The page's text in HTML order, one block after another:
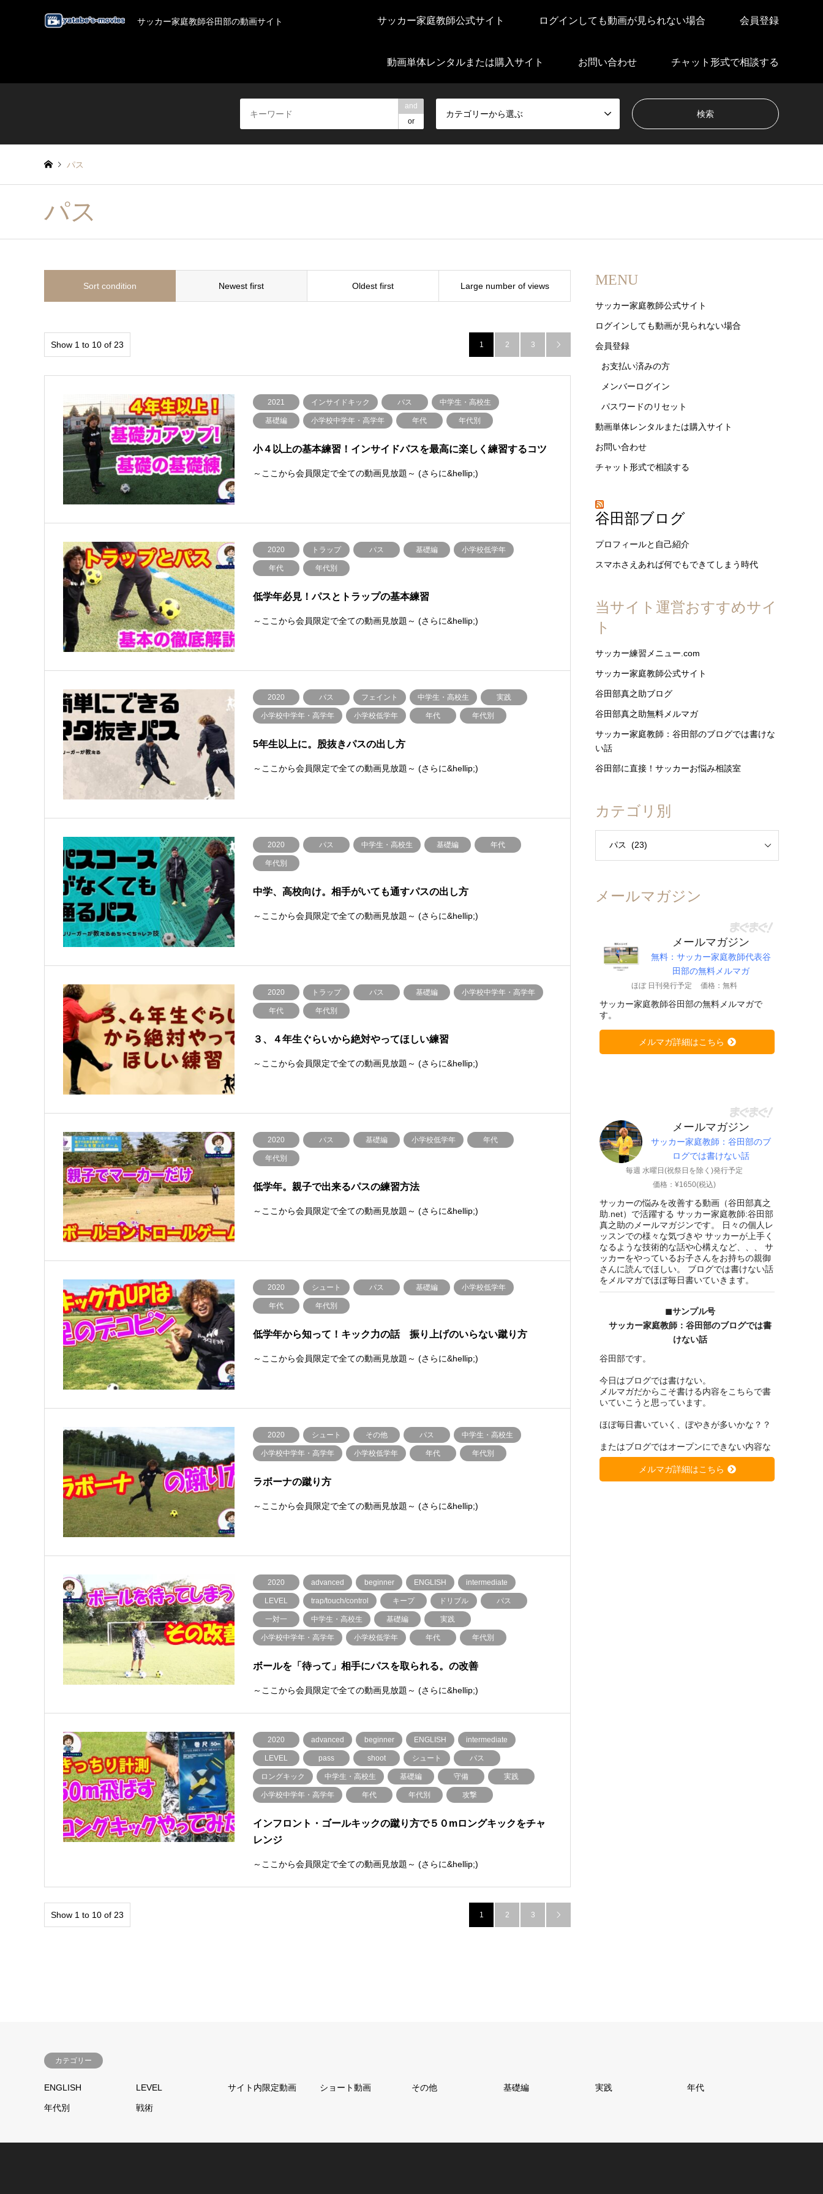
サッカー家庭教師谷田部の動画サイト サッカー家庭教師公式サイト ログインしても動画が見られない場合 会員登録
動画単体レンタルまたは購入サイト お問い合わせ チャット形式で相談する
and
or
カテゴリーから選ぶ
パス
パス
Sort condition Newest first Oldest first Large number of views
Show 1 to 10 of 23 1 2 3 
2021 インサイドキック パス 中学生・高校生
基礎編 小学校中学年・高学年 年代 年代別
小４以上の基本練習！インサイドパスを最高に楽しく練習するコツ
～ここから会員限定で全ての動画見放題～ (さらに&hellip;)
2020 トラップ パス 基礎編 小学校低学年
年代 年代別
低学年必見！パスとトラップの基本練習
～ここから会員限定で全ての動画見放題～ (さらに&hellip;)
2020 パス フェイント 中学生・高校生 実践
小学校中学年・高学年 小学校低学年 年代 年代別
5年生以上に。股抜きパスの出し方
～ここから会員限定で全ての動画見放題～ (さらに&hellip;)
2020 パス 中学生・高校生 基礎編 年代
年代別
中学、高校向け。相手がいても通すパスの出し方
～ここから会員限定で全ての動画見放題～ (さらに&hellip;)
2020 トラップ パス 基礎編 小学校中学年・高学年
年代 年代別
３、４年生ぐらいから絶対やってほしい練習
～ここから会員限定で全ての動画見放題～ (さらに&hellip;)
2020 パス 基礎編 小学校低学年 年代
年代別
低学年。親子で出来るパスの練習方法
～ここから会員限定で全ての動画見放題～ (さらに&hellip;)
2020 シュート パス 基礎編 小学校低学年
年代 年代別
低学年から知って！キック力の話 振り上げのいらない蹴り方
～ここから会員限定で全ての動画見放題～ (さらに&hellip;)
2020 シュート その他 パス 中学生・高校生
小学校中学年・高学年 小学校低学年 年代 年代別
ラボーナの蹴り方
～ここから会員限定で全ての動画見放題～ (さらに&hellip;)
2020 advanced beginner ENGLISH intermediate
LEVEL trap/touch/control キープ ドリブル パス
一対一 中学生・高校生 基礎編 実践
小学校中学年・高学年 小学校低学年 年代 年代別
ボールを「待って」相手にパスを取られる。の改善
～ここから会員限定で全ての動画見放題～ (さらに&hellip;)
2020 advanced beginner ENGLISH intermediate
LEVEL pass shoot シュート パス
ロングキック 中学生・高校生 基礎編 守備 実践
小学校中学年・高学年 年代 年代別 攻撃
インフロント・ゴールキックの蹴り方で５０mロングキックをチャ
レンジ
～ここから会員限定で全ての動画見放題～ (さらに&hellip;)
Show 1 to 10 of 23 1 2 3 
MENU
サッカー家庭教師公式サイト
ログインしても動画が見られない場合
会員登録
お支払い済みの方
メンバーログイン
パスワードのリセット
動画単体レンタルまたは購入サイト
お問い合わせ
チャット形式で相談する
谷田部ブログ
プロフィールと自己紹介
スマホさえあれば何でもできてしまう時代
当サイト運営おすすめサイ
ト
サッカー練習メニュー.com
サッカー家庭教師公式サイト
谷田部真之助ブログ
谷田部真之助無料メルマガ
サッカー家庭教師：谷田部のブログでは書けな
い話
谷田部に直接！サッカーお悩み相談室
カテゴリ別
メールマガジン
メールマガジン
無料：サッカー家庭教師代表谷
田部の無料メルマガ
ほぼ 日刊発行予定 価格：無料
サッカー家庭教師谷田部の無料メルマガで
す。
メルマガ詳細はこちら
メールマガジン
サッカー家庭教師：谷田部のブ
ログでは書けない話
毎週 水曜日(祝祭日を除く)発行予定
価格：¥1650(税込)
サッカーの悩みを改善する動画（谷田部真之
助.net）で活躍する サッカー家庭教師:谷田部
真之助のメールマガジンです。 日々の個人レ
ッスンでの様々な気づきや サッカーが上手く
なるような技術的な話や心構えなど、、、 サ
ッカーをやっているお子さんをお持ちの親御
さんに読んでほしい。 ブログでは書けない話
をメルマガでほぼ毎日書いていきます。
◼︎サンプル号
サッカー家庭教師：谷田部のブログでは書
けない話
谷田部です。
今日はブログでは書けない。
メルマガだからこそ書ける内容をこちらで書
いていこうと思っています。
ほぼ毎日書いていく、ぼやきが多いかな？？
またはブログではオープンにできない内容な
どを書いていくつもりです。
かなり脱線しましたが、、、、
お子さんで得られる周囲の評価で優越感を感
メルマガ詳細はこちら
カテゴリー
ENGLISH LEVEL サイト内限定動画 ショート動画 その他 基礎編 実践 年代
年代別 戦術